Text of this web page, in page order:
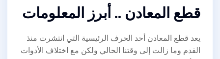
قطع المعادن .. أبرز المعلومات
يعد قطع المعادن أحد الحرف الرئيسية التي انتشرت منذ
القدم وما زالت إلى وقتنا الحالي ولكن مع اختلاف الأدوات